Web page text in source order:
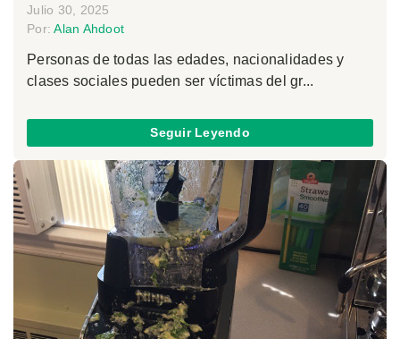
Julio 30, 2025
Por:Alan Ahdoot
Personas de todas las edades, nacionalidades y
clases sociales pueden ser víctimas del gr...
Seguir Leyendo